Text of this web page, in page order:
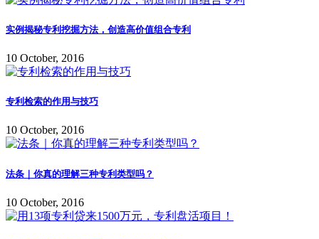
实例揭秘专利挖掘方法，创造高价值组合专利
10 October, 2016
专利检索的作用与技巧
10 October, 2016
法条｜你真的理解三种专利类型吗？
10 October, 2016